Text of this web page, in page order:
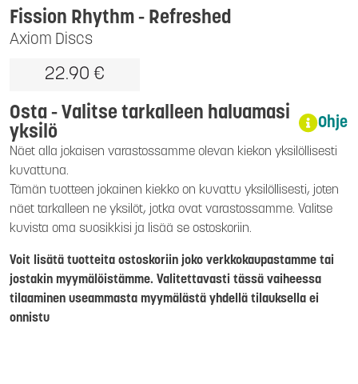
Axiom Discs
Fission Rhythm - Refreshed
22.90 €
Osta - Valitse tarkalleen haluamasi
yksilö
Ohje
Näet alla jokaisen varastossamme olevan kiekon yksilöllisesti
kuvattuna.
Tämän tuotteen jokainen kiekko on kuvattu yksilöllisesti, joten
näet tarkalleen ne yksilöt, jotka ovat varastossamme. Valitse
kuvista oma suosikkisi ja lisää se ostoskoriin.
Voit lisätä tuotteita ostoskoriin joko verkkokaupastamme tai
jostakin myymälöistämme. Valitettavasti tässä vaiheessa
tilaaminen useammasta myymälästä yhdellä tilauksella ei
onnistu